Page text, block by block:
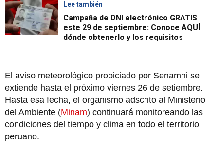
Lee también
Campaña de DNI electrónico GRATIS
este 29 de septiembre: Conoce AQUÍ
dónde obtenerlo y los requisitos
El aviso meteorológico propiciado por Senamhi se
extiende hasta el próximo viernes 26 de setiembre.
Hasta esa fecha, el organismo adscrito al Ministerio
del Ambiente (Minam) continuará monitoreando las
condiciones del tiempo y clima en todo el territorio
peruano.